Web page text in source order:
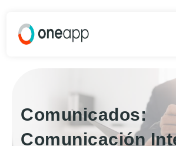
Comunicados:
Comunicación